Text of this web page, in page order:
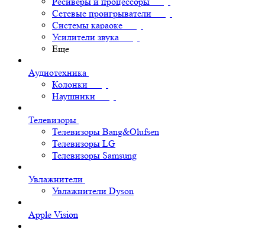
Сетевые проигрыватели
Системы караоке
Усилители звука
Еще
Аудиотехника
Колонки
Наушники
Телевизоры
Телевизоры Bang&Olufsen
Телевизоры LG
Телевизоры Samsung
Увлажнители
Увлажнители Dyson
Apple Vision